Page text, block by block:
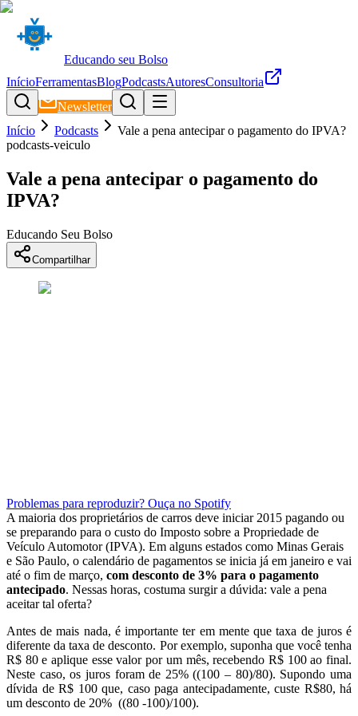
Educando seu Bolso
InícioFerramentasBlogPodcastsAutoresConsultoria
Newsletter
Início
Podcasts
Vale a pena antecipar o pagamento do IPVA?
podcasts-veiculo
Vale a pena antecipar o pagamento do
IPVA?
Educando Seu Bolso
Compartilhar
Problemas para reproduzir? Ouça no Spotify
A maioria dos proprietários de carros deve iniciar 2015 pagando ou
se preparando para o custo do Imposto sobre a Propriedade de
Veículo Automotor (IPVA). Em alguns estados como Minas Gerais
e São Paulo, o calendário de pagamentos se inicia já em janeiro e vai
até o fim de março, com desconto de 3% para o pagamento
antecipado. Nessas horas, costuma surgir a dúvida: vale a pena
aceitar tal oferta?
Antes de mais nada, é importante ter em mente que taxa de juros é
diferente da taxa de desconto. Por exemplo, suponha que você tenha
R$ 80 e aplique esse valor por um mês, recebendo R$ 100 ao final.
Neste caso, os juros foram de 25% ((100 – 80)/80). Supondo uma
dívida de R$ 100 que, caso paga antecipadamente, custe R$80, há
um desconto de 20% ((80 -100)/100).